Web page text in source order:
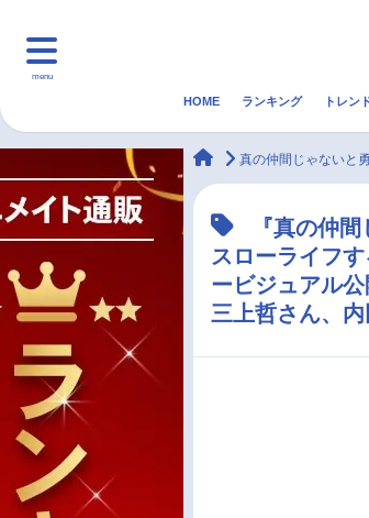
menu
マンガ・ラノベ ゲーム・アプリ
HOME ランキング トレン
animateTimes
真の仲間じゃないと
『真の仲
スローライフ
ービジュアル
三上哲さん、